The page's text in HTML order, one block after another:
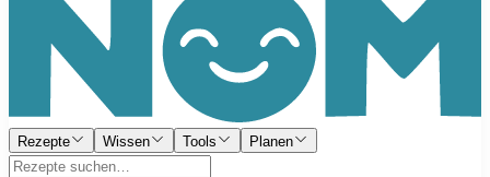
Rezepte Wissen Tools Planen